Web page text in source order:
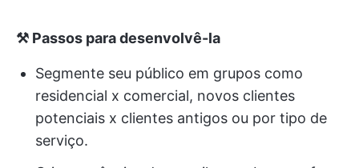
⚒️ Passos para desenvolvê-la
Segmente seu público em grupos como
residencial x comercial, novos clientes
potenciais x clientes antigos ou por tipo de
serviço.